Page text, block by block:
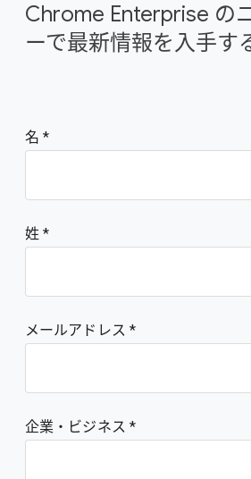
Chrome Enterprise の
ーで最新情報を入手す
名
姓
メールアドレス
企業・ビジネス